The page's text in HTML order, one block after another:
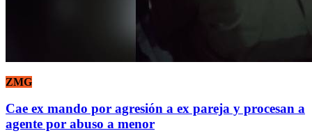
ZMG
Cae ex mando por agresión a ex pareja y procesan a
agente por abuso a menor